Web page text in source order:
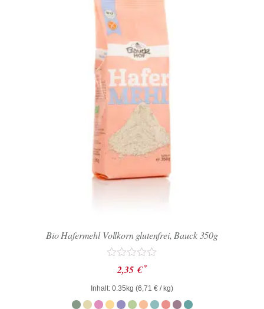
Bio Hafermehl Vollkorn glutenfrei, Bauck 350g
Bewertet
mit
0
von
5
2,35 € *
Inhalt: 0.35kg (6,71 € / kg)